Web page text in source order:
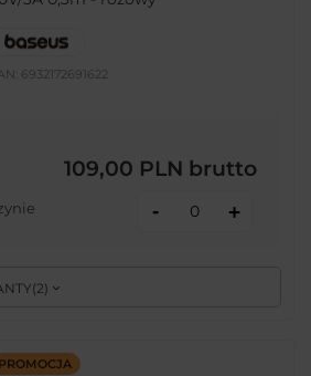
6932172691622
(2)
109,00 PLN brutto
- +
PROMOCJA